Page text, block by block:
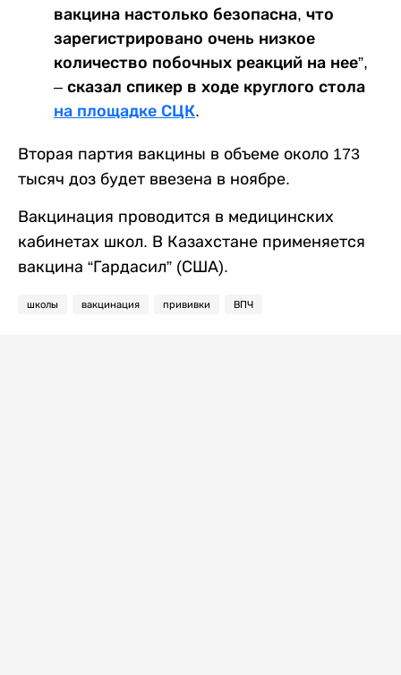
вакцина настолько безопасна, что
зарегистрировано очень низкое
количество побочных реакций на нее”,
– сказал спикер в ходе круглого стола
на площадке СЦК.
Вторая партия вакцины в объеме около 173
тысяч доз будет ввезена в ноябре.
Вакцинация проводится в медицинских
кабинетах школ. В Казахстане применяется
вакцина “Гардасил” (США).
школы вакцинация прививки ВПЧ